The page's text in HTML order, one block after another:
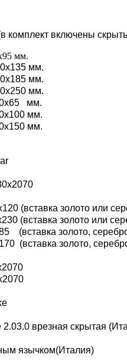
комплект включены
мм.
мм.
мм.
мм.
мм.
мм.
мм.
(вставка золото или
(вставка золото или
(вставка золото,
(вставка золото,
врезная скрытая
язычком(Италия)